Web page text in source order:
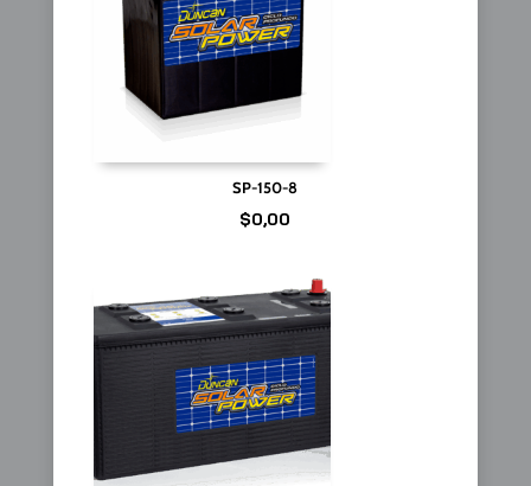
SP-150-8
$0,00